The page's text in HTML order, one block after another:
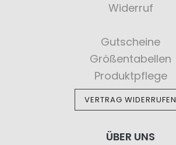
Widerruf
Gutscheine
Größentabellen
Produktpflege
VERTRAG WIDERRUFEN
ÜBER UNS